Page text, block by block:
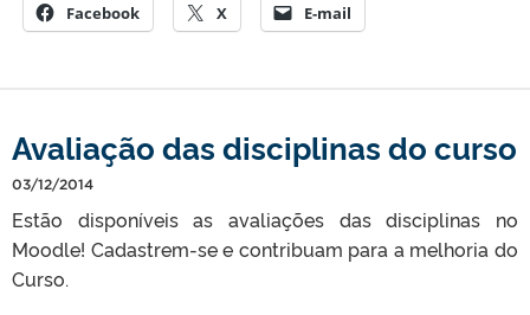
Facebook X E-mail
Avaliação das disciplinas do curso
03/12/2014
Estão disponíveis as avaliações das disciplinas no
Moodle! Cadastrem-se e contribuam para a melhoria do
Curso.